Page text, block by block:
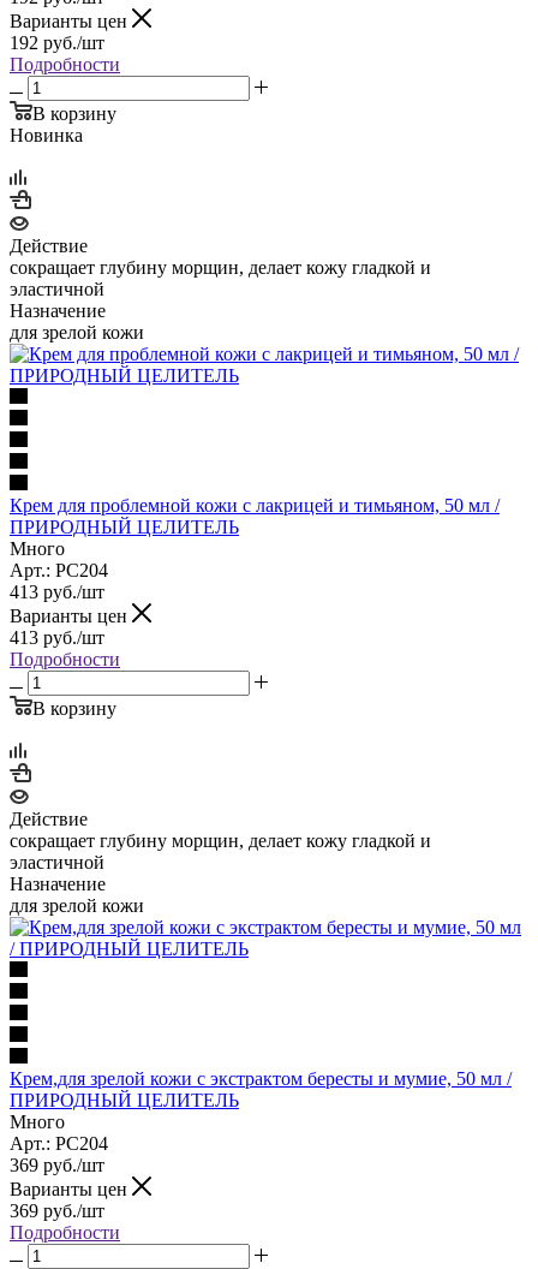
Варианты цен
192 руб./шт
Подробности
В корзину
Новинка
Действие
сокращает глубину морщин, делает кожу гладкой и
эластичной
Назначение
для зрелой кожи
Крем для проблемной кожи с лакрицей и тимьяном, 50 мл /
ПРИРОДНЫЙ ЦЕЛИТЕЛЬ
Много
Арт.: PC204
413 руб./шт
Варианты цен
413 руб./шт
Подробности
В корзину
Действие
сокращает глубину морщин, делает кожу гладкой и
эластичной
Назначение
для зрелой кожи
Крем,для зрелой кожи с экстрактом бересты и мумие, 50 мл /
ПРИРОДНЫЙ ЦЕЛИТЕЛЬ
Много
Арт.: PC204
369 руб./шт
Варианты цен
369 руб./шт
Подробности